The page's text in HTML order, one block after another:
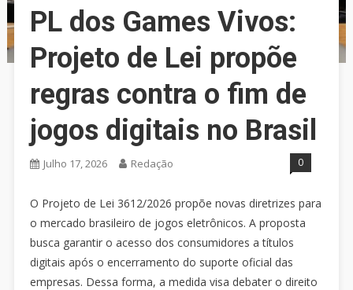
PL dos Games Vivos:
Projeto de Lei propõe
regras contra o fim de
jogos digitais no Brasil
Julho 17, 2026 Redação 0
O Projeto de Lei 3612/2026 propõe novas diretrizes para
o mercado brasileiro de jogos eletrônicos. A proposta
busca garantir o acesso dos consumidores a títulos
digitais após o encerramento do suporte oficial das
empresas. Dessa forma, a medida visa debater o direito